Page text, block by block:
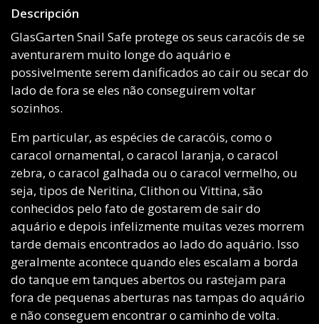
Descripción
GlasGarten Snail Safe protege os seus caracóis de se
aventurarem muito longe do aquário e
possivelmente serem danificados ao cair ou secar do
lado de fora se eles não conseguirem voltar
sozinhos.
Em particular, as espécies de caracóis, como o
caracol ornamental, o caracol laranja, o caracol
zebra, o caracol galhada ou o caracol vermelho, ou
seja, tipos de Neritina, Clithon ou Vittina, são
conhecidos pelo fato de gostarem de sair do
aquário e depois infelizmente muitas vezes morrem
tarde demais encontrados ao lado do aquário. Isso
geralmente acontece quando eles escalam a borda
do tanque em tanques abertos ou rastejam para
fora de pequenas aberturas nas tampas do aquário
e não conseguem encontrar o caminho de volta.